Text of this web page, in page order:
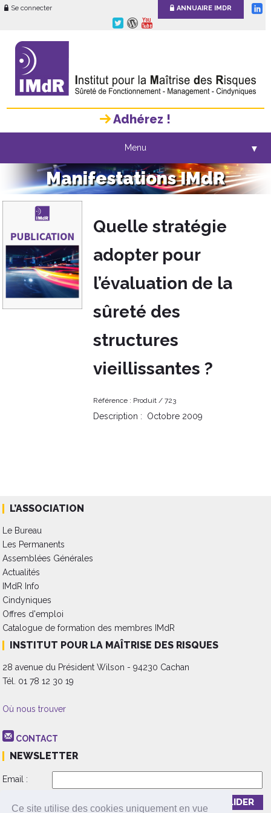
Ce site utilise des cookies uniquement en vue
Se connecter ANNUAIRE IMDR
Adhérez !
Menu ▼
Manifestations IMdR
Quelle stratégie
adopter pour
l’évaluation de la
sûreté des
structures
vieillissantes ?
Référence : Produit / 723
Description : Octobre 2009
L’ASSOCIATION
Le Bureau
Les Permanents
Assemblées Générales
Actualités
IMdR Info
Cindyniques
Offres d'emploi
Catalogue de formation des membres IMdR
INSTITUT POUR LA MAÎTRISE DES RISQUES
28 avenue du Président Wilson - 94230 Cachan
Tél. 01 78 12 30 19
Où nous trouver
CONTACT
NEWSLETTER
Email :